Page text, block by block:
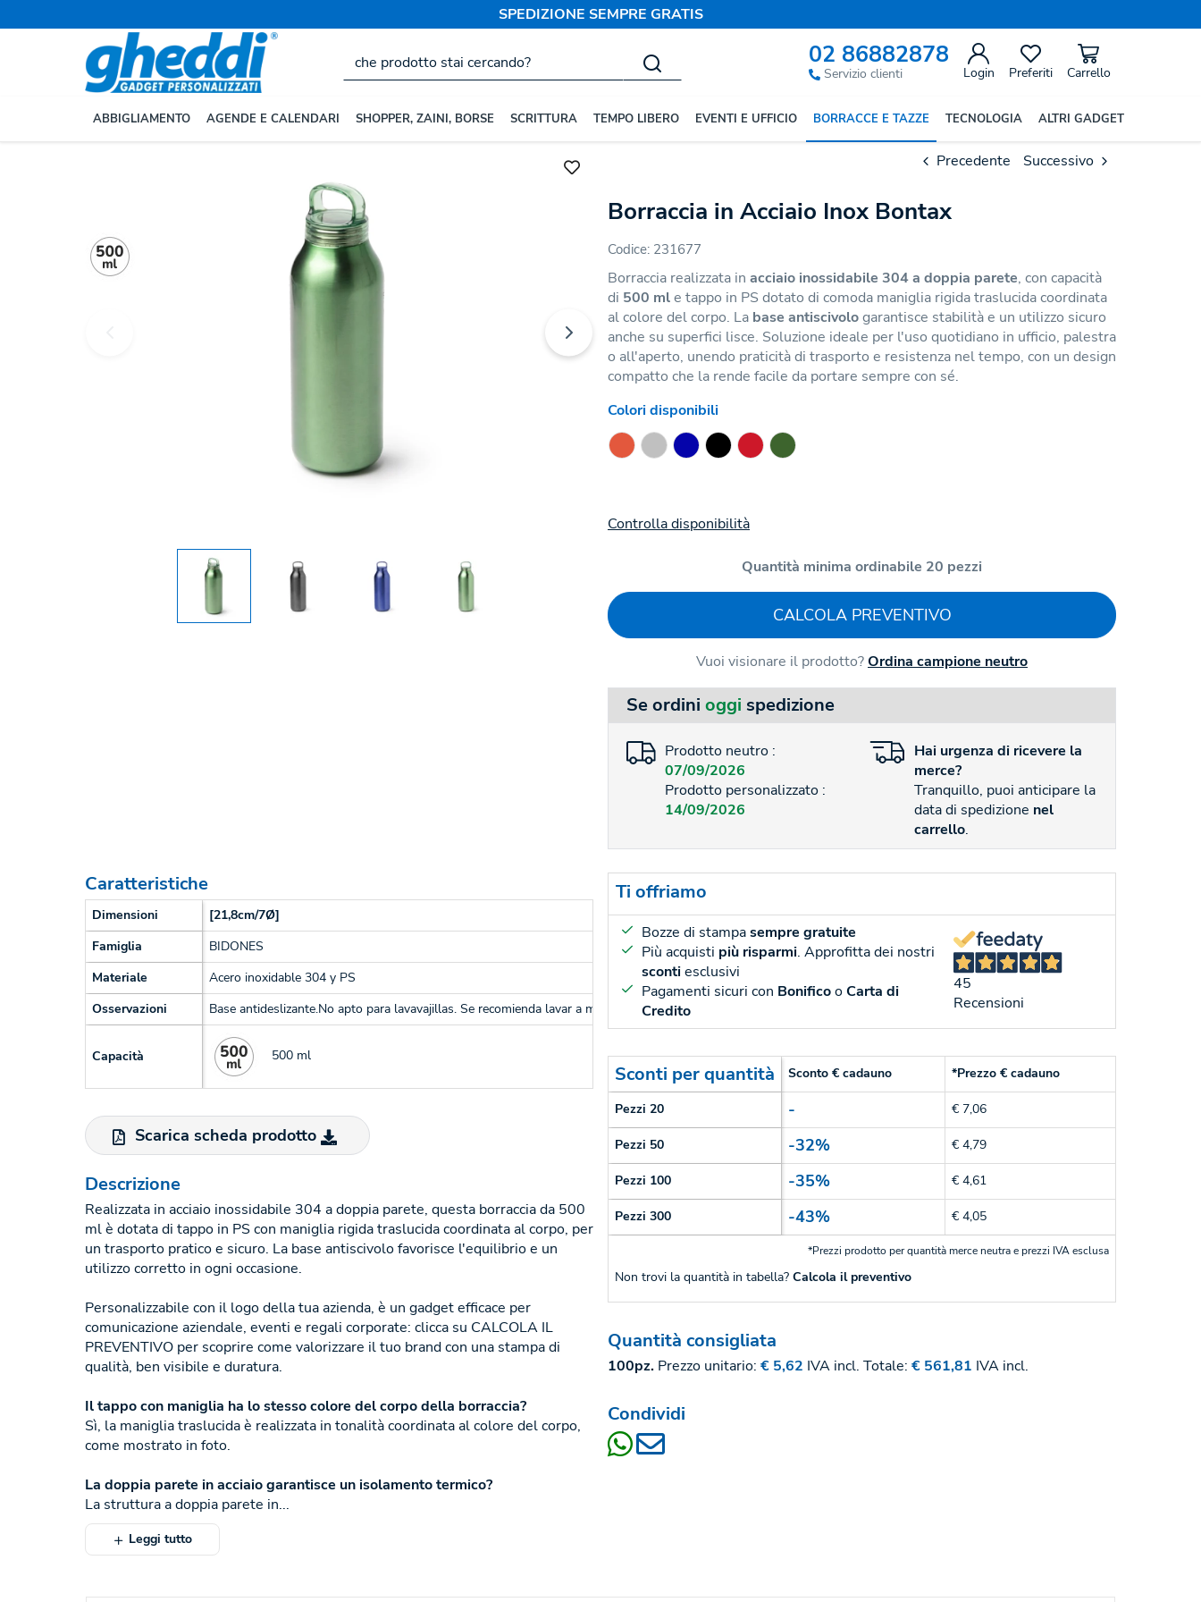
SPEDIZIONE SEMPRE GRATIS
02 86882878
Servizio clienti Login Preferiti Carrello
ABBIGLIAMENTO AGENDE E CALENDARI SHOPPER, ZAINI, BORSE SCRITTURA TEMPO LIBERO EVENTI E UFFICIO BORRACCE E TAZZE TECNOLOGIA ALTRI GADGET
Borracce in Acciaio Precedente Successivo
Borraccia in Acciaio Inox Bontax
Codice: 231677
Borraccia realizzata in acciaio inossidabile 304 a doppia parete, con capacità
di 500 mle tappo in PS dotato di comoda maniglia rigida traslucida coordinata
al colore del corpo. La base antiscivologarantisce stabilità e un utilizzo sicuro
anche su superfici lisce. Soluzione ideale per l'uso quotidiano in ufficio, palestra
o all'aperto, unendo praticità di trasporto e resistenza nel tempo, con un design
compatto che la rende facile da portare sempre con sé.
Colori disponibili
Controlla disponibilità
Quantità minima ordinabile 20 pezzi
CALCOLA PREVENTIVO
Vuoi visionare il prodotto?Ordina campione neutro
Se ordini oggi spedizione
Prodotto neutro :
07/09/2026
Prodotto personalizzato :
14/09/2026
Hai urgenza di ricevere la
merce?
Tranquillo, puoi anticipare la
data di spedizione nel
carrello.
Caratteristiche
Dimensioni
[21,8cm/7Ø]
Famiglia
BIDONES
Materiale
Acero inoxidable 304 y PS
Osservazioni
Base antideslizante.No apto para lavavajillas. Se recomienda lavar a mano.Presentación individual en caja diseño.
Capacità 500 ml
Scarica scheda prodotto
Descrizione
Realizzata in acciaio inossidabile 304 a doppia parete, questa borraccia da 500
ml è dotata di tappo in PS con maniglia rigida traslucida coordinata al corpo, per
un trasporto pratico e sicuro. La base antiscivolo favorisce l'equilibrio e un
utilizzo corretto in ogni occasione.
Personalizzabile con il logo della tua azienda, è un gadget efficace per
comunicazione aziendale, eventi e regali corporate: clicca su CALCOLA IL
PREVENTIVO per scoprire come valorizzare il tuo brand con una stampa di
qualità, ben visibile e duratura.
Il tappo con maniglia ha lo stesso colore del corpo della borraccia?
Sì, la maniglia traslucida è realizzata in tonalità coordinata al colore del corpo,
come mostrato in foto.
La doppia parete in acciaio garantisce un isolamento termico?
La struttura a doppia parete in...
Leggi tutto
Ti offriamo
Bozze di stampasempre gratuite
Più acquisti più risparmi. Approfitta dei nostri
scontiesclusivi
Pagamenti sicuri con BonificooCarta di
Credito
45
Recensioni
Sconti per quantità Sconto € cadauno *Prezzo € cadauno
Pezzi 20 - € 7,06
Pezzi 50 -32% € 4,79
Pezzi 100 -35% € 4,61
Pezzi 300 -43% € 4,05
*Prezzi prodotto per quantità merce neutra e prezzi IVA esclusa
Non trovi la quantità in tabella? Calcola il preventivo
Quantità consigliata
100pz. Prezzo unitario: € 5,62 IVA incl. Totale: € 561,81 IVA incl.
Condividi